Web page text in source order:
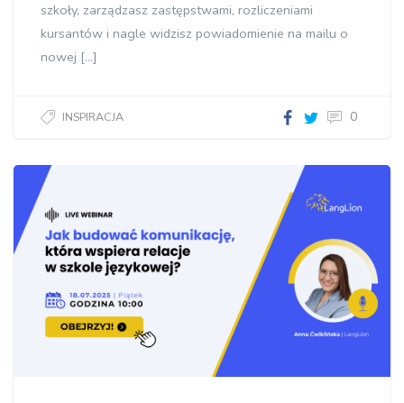
szkoły, zarządzasz zastępstwami, rozliczeniami
kursantów i nagle widzisz powiadomienie na mailu o
nowej […]
INSPIRACJA 0